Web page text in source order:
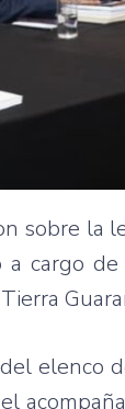
sobre la
cargo
elenco